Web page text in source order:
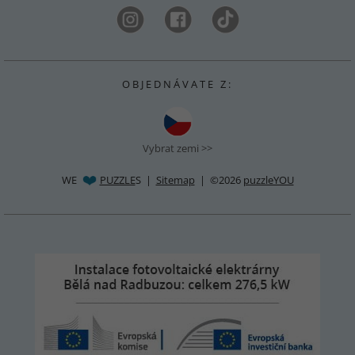
O B J E D N Á V A T E Z :
Vybrat zemi >>
WE PUZZLES | Sitemap | ©2026 puzzleYOU